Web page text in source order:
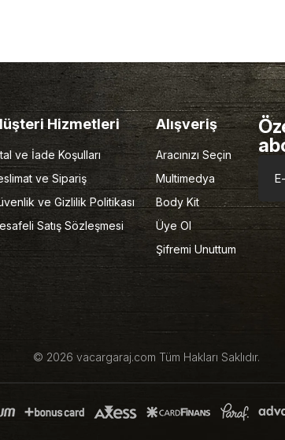
Hizmetleri
ve İade Koşulları
ve Sipariş
ve Gizlilik Politikası
Satış Sözleşmesi
Alışveriş
Aracınızı Seçin
Multimedya
Body Kit
Üye Ol
Şifremi Unuttum
© 2026 vacargaraj.com Tüm Hakları Saklıdır.